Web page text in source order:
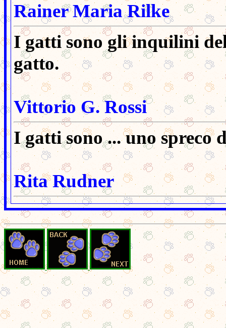
Rainer Maria Rilke
I gatti sono gli inquilini del
gatto.
Vittorio G. Rossi
I gatti sono ... uno spreco
Rita Rudner